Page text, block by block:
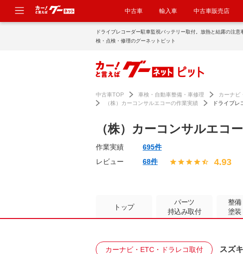
中古車 輸入車 中古車販売店
ドライブレコーダー駐車監視バッテリー取付。放熱と結露の注意
検・点検・修理のグーネットピット
中古車TOP 車検・自動車整備・車修理 カーナビ
（株）カーコンサルエコーの作業実績
ドライブ
（株）カーコンサルエコー
作業実績
695件
レビュー
68件 4.93
トップ
パーツ
持込み取付
整備
塗装
カーナビ・ETC・ドラレコ取付 スズ